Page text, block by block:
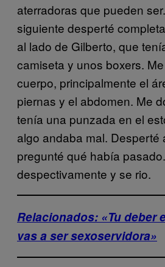
aterradoras que pueden
siguiente desperté
al lado de Gilberto, que
camiseta y unos boxers.
cuerpo, principalmente el
piernas y el abdomen. Me
tenía una punzada en el
algo andaba mal. Desperté
pregunté qué había
despectivamente y se rio.
Relacionados: «Tu deber
vas a ser sexoservidora»